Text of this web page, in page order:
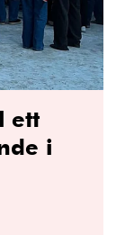
ett
i